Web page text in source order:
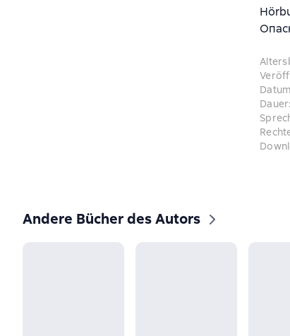
Dauer:
Andere Bücher des Autors